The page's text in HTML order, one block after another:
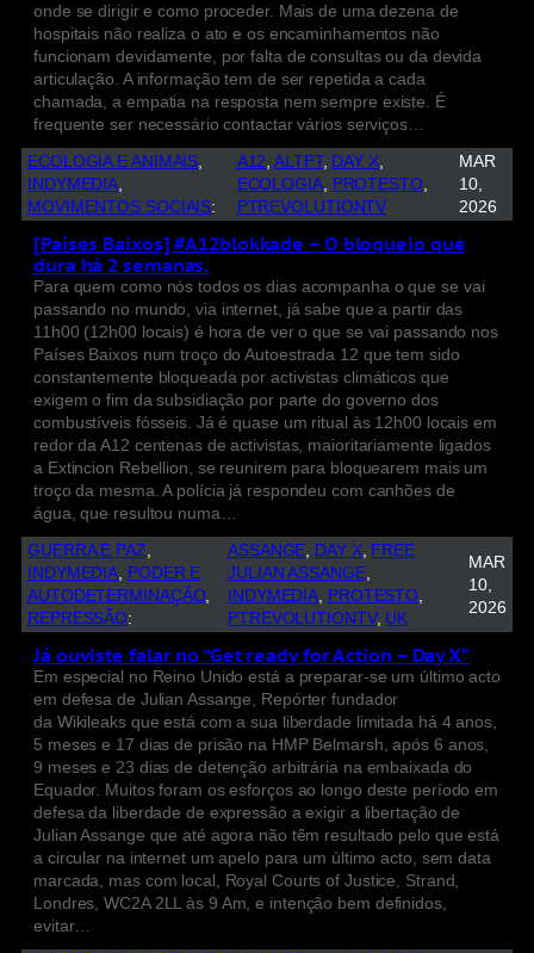
onde se dirigir e como proceder. Mais de uma dezena de
hospitais não realiza o ato e os encaminhamentos não
funcionam devidamente, por falta de consultas ou da devida
articulação. A informação tem de ser repetida a cada
chamada, a empatia na resposta nem sempre existe. É
frequente ser necessário contactar vários serviços…
ECOLOGIA E ANIMAIS
INDYMEDIA
MOVIMENTOS SOCIAIS:
A12, ALTPT, DAY X
ECOLOGIA, PROTESTO
PTREVOLUTIONTV
MAR
10,
2026
[Países Baixos] #A12blokkade – O bloqueio que
dura há 2 semanas.
Para quem como nós todos os dias acompanha o que se vai
passando no mundo, via internet, já sabe que a partir das
11h00 (12h00 locais) é hora de ver o que se vai passando nos
Países Baixos num troço do Autoestrada 12 que tem sido
constantemente bloqueada por activistas climáticos que
exigem o fim da subsidiação por parte do governo dos
combustíveis fósseis. Já é quase um ritual às 12h00 locais em
redor da A12 centenas de activistas, maioritariamente ligados
a Extincion Rebellion, se reunirem para bloquearem mais um
troço da mesma. A polícia já respondeu com canhões de
água, que resultou numa…
GUERRA E PAZ
INDYMEDIA, PODER E
AUTODETERMINAÇÃO
REPRESSÃO:
ASSANGE, DAY X, FREE
JULIAN ASSANGE
INDYMEDIA, PROTESTO
PTREVOLUTIONTV, UK
MAR
10,
2026
Já ouviste falar no “Get ready for Action – Day X”
Em especial no Reino Unido está a preparar-se um último acto
em defesa de Julian Assange, Repórter fundador
da Wikileaks que está com a sua liberdade limitada há 4 anos,
5 meses e 17 dias de prisão na HMP Belmarsh, após 6 anos,
9 meses e 23 dias de detenção arbitrária na embaixada do
Equador. Muitos foram os esforços ao longo deste período em
defesa da liberdade de expressão a exigir a libertação de
Julian Assange que até agora não têm resultado pelo que está
a circular na internet um apelo para um último acto, sem data
marcada, mas com local, Royal Courts of Justice, Strand,
Londres, WC2A 2LL às 9 Am, e intenção bem definidos,
evitar…